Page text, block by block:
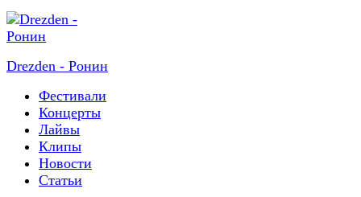
Drezden - Ронин
Фестивали
Концерты
Лайвы
Клипы
Новости
Статьи